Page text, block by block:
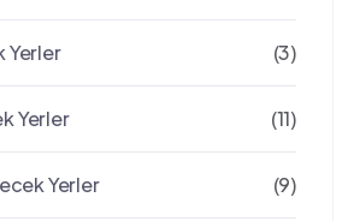
Yerler (3)
Yerler (11)
Yerler (9)